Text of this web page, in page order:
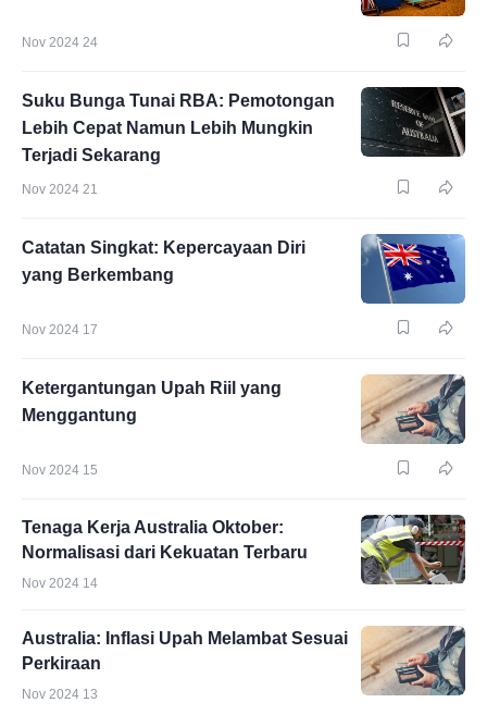
Nov 2024 24
Suku Bunga Tunai RBA: Pemotongan
Lebih Cepat Namun Lebih Mungkin
Terjadi Sekarang
Nov 2024 21
Catatan Singkat: Kepercayaan Diri
yang Berkembang
Nov 2024 17
Ketergantungan Upah Riil yang
Menggantung
Nov 2024 15
Tenaga Kerja Australia Oktober:
Normalisasi dari Kekuatan Terbaru
Nov 2024 14
Australia: Inflasi Upah Melambat Sesuai
Perkiraan
Nov 2024 13